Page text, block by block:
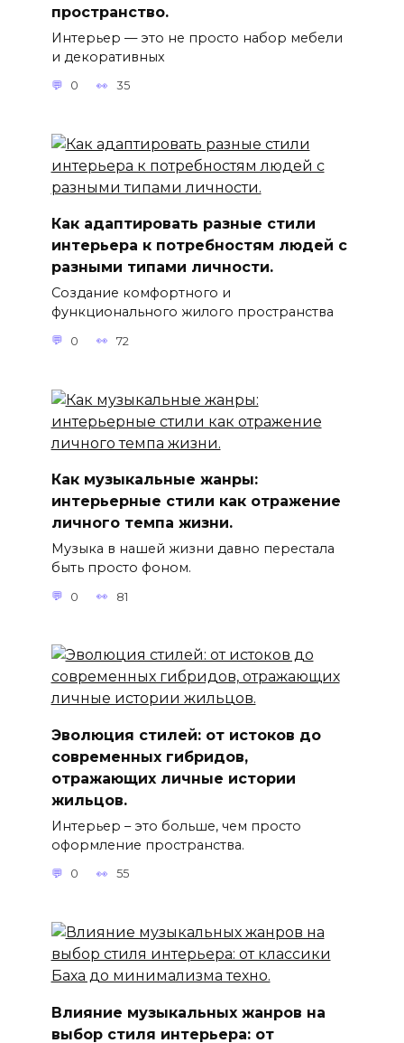
пространство.
Интерьер — это не просто набор мебели
и декоративных
0 35
Как адаптировать разные стили
интерьера к потребностям людей с
разными типами личности.
Создание комфортного и
функционального жилого пространства
0 72
Как музыкальные жанры:
интерьерные стили как отражение
личного темпа жизни.
Музыка в нашей жизни давно перестала
быть просто фоном.
0 81
Эволюция стилей: от истоков до
современных гибридов,
отражающих личные истории
жильцов.
Интерьер – это больше, чем просто
оформление пространства.
0 55
Влияние музыкальных жанров на
выбор стиля интерьера: от